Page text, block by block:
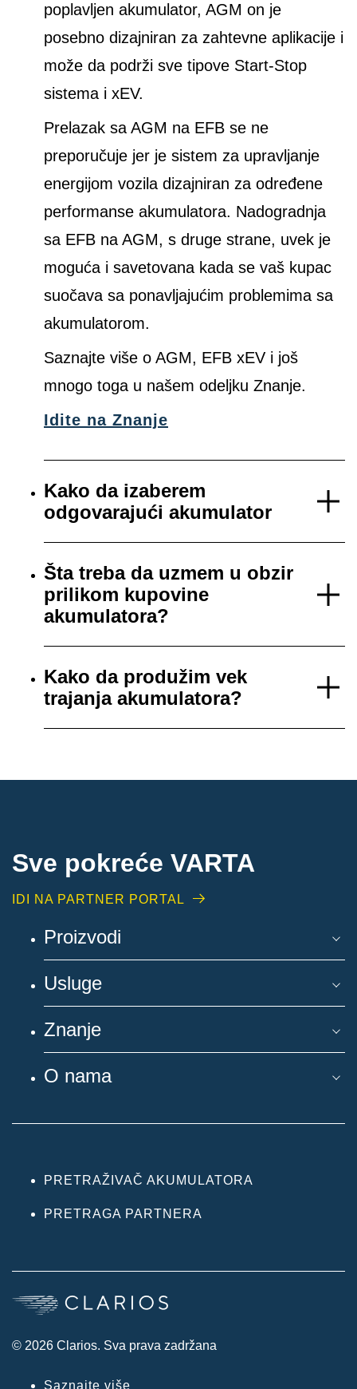
poplavljen akumulator, AGM on je
posebno dizajniran za zahtevne aplikacije i
može da podrži sve tipove Start-Stop
sistema i xEV.
Prelazak sa AGM na EFB se ne
preporučuje jer je sistem za upravljanje
energijom vozila dizajniran za određene
performanse akumulatora. Nadogradnja
sa EFB na AGM, s druge strane, uvek je
moguća i savetovana kada se vaš kupac
suočava sa ponavljajućim problemima sa
akumulatorom.
Saznajte više o AGM, EFB xEV i još
mnogo toga u našem odeljku Znanje.
Idite na Znanje
Kako da izaberem
odgovarajući akumulator
Šta treba da uzmem u obzir
prilikom kupovine
akumulatora?
Kako da produžim vek
trajanja akumulatora?
Sve pokreće VARTA
IDI NA PARTNER PORTAL
Proizvodi
Usluge
Znanje
O nama
PRETRAŽIVAČ AKUMULATORA
PRETRAGA PARTNERA
© 2026 Clarios. Sva prava zadržana
Saznajte više